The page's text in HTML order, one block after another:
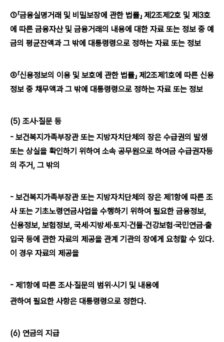
①「금융실명거래 및 비밀보장에 관한 법률」 제2조제2호 및 제3호
에 따른 금융자산 및 금융거래의 내용에 대한 자료 또는 정보 중 예
금의 평균잔액과 그 밖에 대통령령으로 정하는 자료 또는 정보
②「신용정보의 이용 및 보호에 관한 법률」 제2조제1호에 따른 신용
정보 중 채무액과 그 밖에 대통령령으로 정하는 자료 또는 정보
(5) 조사·질문 등
- 보건복지가족부장관 또는 지방자치단체의 장은 수급권의 발생
또는 상실을 확인하기 위하여 소속 공무원으로 하여금 수급권자등
의 주거, 그 밖의
- 보건복지가족부장관 또는 지방자치단체의 장은 제1항에 따른 조
사 또는 기초노령연금사업을 수행하기 위하여 필요한 금융정보,
신용정보, 보험정보, 국세·지방세·토지·건물·건강보험·국민연금·출
입국 등에 관한 자료의 제공을 관계 기관의 장에게 요청할 수 있다.
이 경우 자료의 제공을
- 제1항에 따른 조사·질문의 범위·시기 및 내용에
관하여 필요한 사항은 대통령령으로 정한다.
(6) 연금의 지급